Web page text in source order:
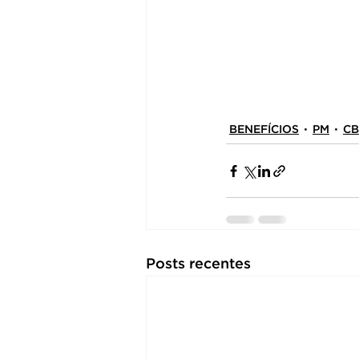
BENEFÍCIOS PM
Posts recentes